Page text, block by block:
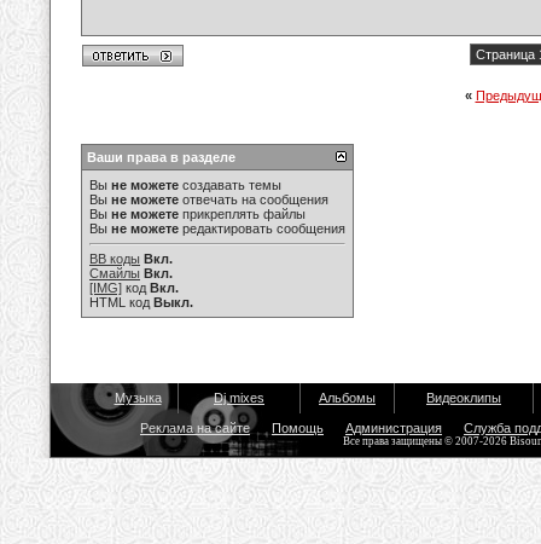
Страница
«
Ваши права в разделе
Вы не можете создавать темы
Вы не можете отвечать на сообщения
Вы не можете прикреплять файлы
Вы не можете редактировать сообщения
BB коды Вкл.
Смайлы Вкл.
[IMG] код Вкл.
HTML код Выкл.
Музыка Dj mixes Альбомы Видеоклипы
Реклама на сайте Помощь Администрация Служба
Все права защищены © 2007-2026